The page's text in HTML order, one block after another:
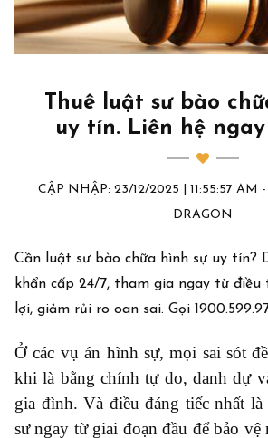
Thuê luật sư bào
uy tín. Liên hệ
CẬP NHẬP: 23/12/2025 | 11:55:57 AM
DRAGON
Cần luật sư bào chữa hình sự uy tín?
khẩn cấp 24/7, tham gia ngay từ điều
lợi, giảm rủi ro oan sai. Gọi
Ở các vụ án hình sự, mọi sai sót
khi là bằng chính tự do, danh dự
gia đình. Và điều đáng tiếc nhất
sư ngay từ giai đoạn đầu để bảo